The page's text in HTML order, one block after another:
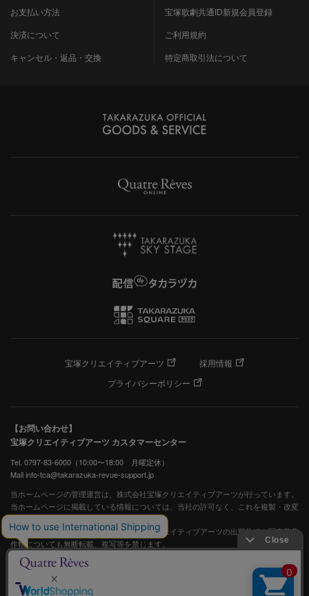
お支払い方法
決済について
キャンセル・返品・交換
宝塚歌劇共通ID新規会員登録
ご利用規約
特定商取引法について
宝塚クリエイティブアーツ
採用情報
プライバシーポリシー
【お問い合わせ】
宝塚クリエイティブアーツ カスタマーセンター
Tel. 0797-83-6000（10:00〜18:00 月曜定休）
Mail info-tca@takarazuka-revue-support.jp
当ホームページの管理運営は、株式会社宝塚クリエイティブアーツが行っています。
当ホームページに掲載している情報については、当社の許可なく、これを複製・改変
することを固く禁止します。
また、阪急電鉄並びに宝塚歌劇団、宝塚クリエイティブアーツの出版物ほか写真等著
作物についても無断転載、複写等を禁じます。
宝塚歌劇公式ホームページ
JASRAC許諾番号：S0507081515